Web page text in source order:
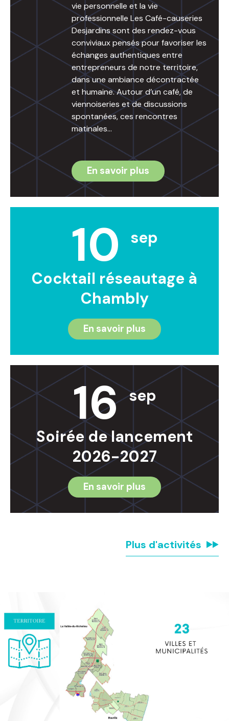
vie personnelle et la vie
professionnelle Les Café-causeries
Desjardins sont des rendez-vous
conviviaux pensés pour favoriser les
échanges authentiques entre
entrepreneurs de notre territoire,
dans une ambiance décontractée
et humaine. Autour d’un café, de
viennoiseries et de discussions
spontanées, ces rencontres
matinales…
En savoir plus
10 sep
Cocktail réseautage à
Chambly
En savoir plus
16 sep
Soirée de lancement
2026-2027
En savoir plus
Plus d'activités